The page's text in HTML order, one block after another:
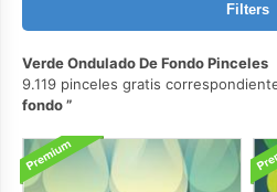
Filters
Verde Ondulado De Fondo Pinceles
9.119 pinceles gratis
fondo